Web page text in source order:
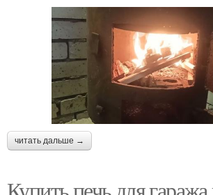
читать дальше →